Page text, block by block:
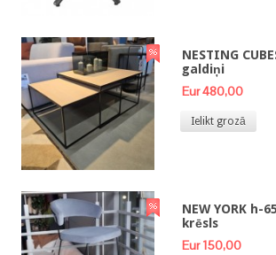
NESTING
galdiņi
Eur 480,00
Ielikt grozā
NEW YORK h-
krēsls
Eur 150,00